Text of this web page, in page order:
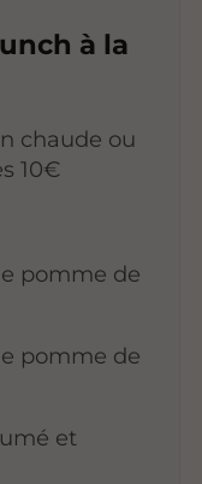
à la
chaude ou
10€
pomme de
pomme de
et